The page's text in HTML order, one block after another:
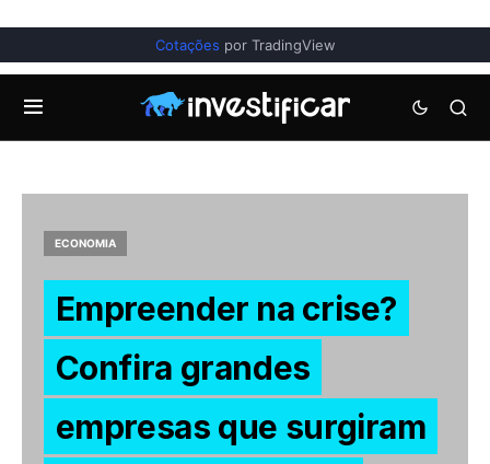
Cotações por TradingView
ECONOMIA
Empreender na crise?
Confira grandes
empresas que surgiram